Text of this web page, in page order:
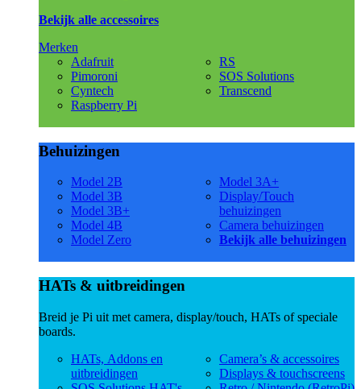
Bekijk alle accessoires
Merken
Adafruit
Pimoroni
Cyntech
Raspberry Pi
RS
SOS Solutions
Transcend
Behuizingen
Model 2B
Model 3B
Model 3B+
Model 4B
Model Zero
Model 3A+
Display/Touch
behuizingen
Camera behuizingen
Bekijk alle behuizingen
HATs & uitbreidingen
Breid je Pi uit met camera, display/touch, HATs of speciale
boards.
HATs, Addons en
uitbreidingen
Camera’s & accessoires
Displays & touchscreens